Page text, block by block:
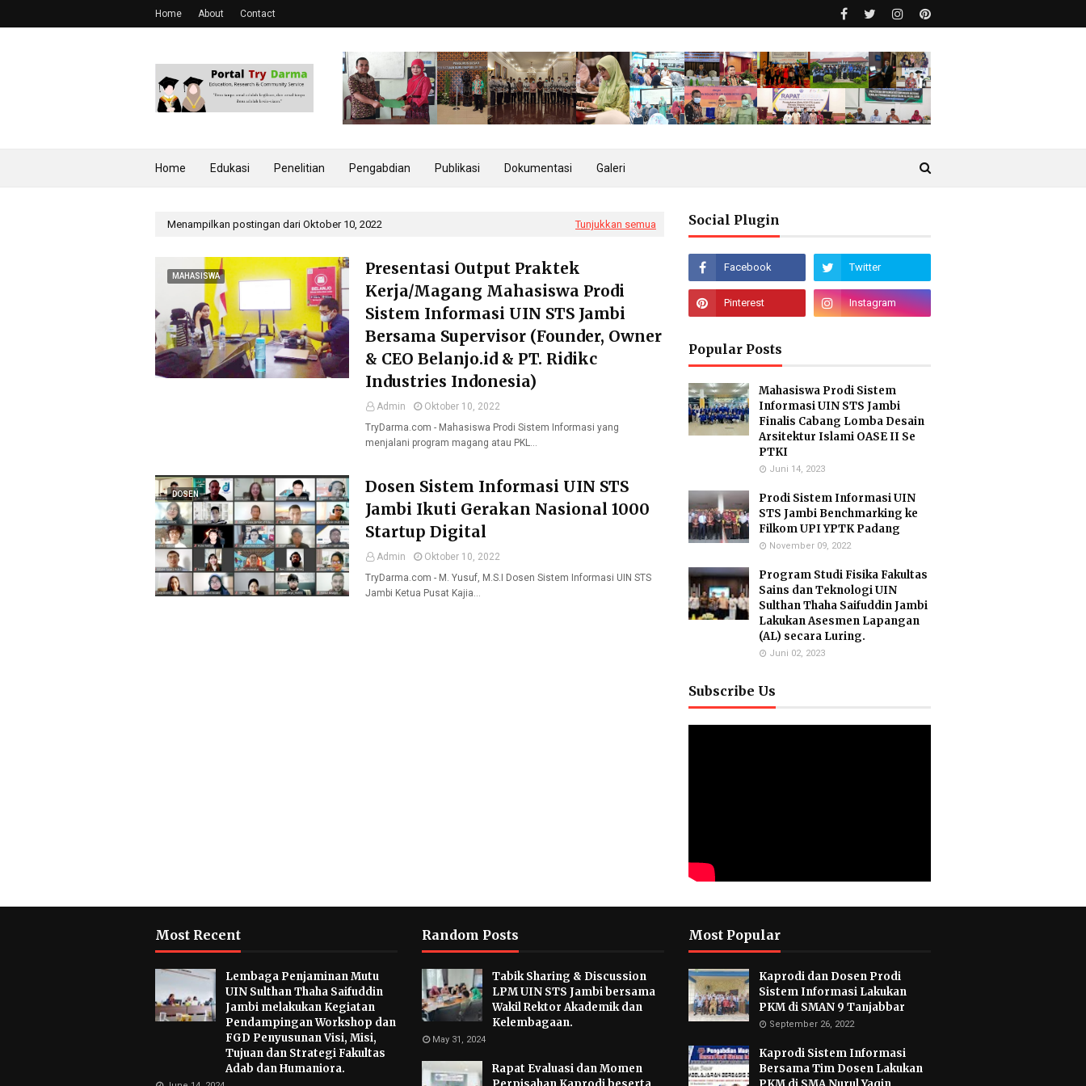
Home About Contact
Home Edukasi Penelitian Pengabdian Publikasi Dokumentasi Galeri
Menampilkan postingan dari Oktober 10, 2022 Tunjukkan semua
MAHASISWA
Presentasi Output Praktek
Kerja/Magang Mahasiswa Prodi
Sistem Informasi UIN STS Jambi
Bersama Supervisor (Founder, Owner
& CEO Belanjo.id & PT. Ridikc
Industries Indonesia)
Admin
Oktober 10, 2022
TryDarma.com - Mahasiswa Prodi Sistem Informasi yang
menjalani program magang atau PKL…
DOSEN
Dosen Sistem Informasi UIN STS
Jambi Ikuti Gerakan Nasional 1000
Startup Digital
Admin
Oktober 10, 2022
TryDarma.com - M. Yusuf, M.S.I Dosen Sistem Informasi UIN STS
Jambi Ketua Pusat Kajia…
Social Plugin
Popular Posts
Mahasiswa Prodi Sistem
Informasi UIN STS Jambi
Finalis Cabang Lomba Desain
Arsitektur Islami OASE II Se
PTKI
Juni 14, 2023
Prodi Sistem Informasi UIN
STS Jambi Benchmarking ke
Filkom UPI YPTK Padang
November 09, 2022
Program Studi Fisika Fakultas
Sains dan Teknologi UIN
Sulthan Thaha Saifuddin Jambi
Lakukan Asesmen Lapangan
(AL) secara Luring.
Juni 02, 2023
Subscribe Us
Most Recent
Lembaga Penjaminan Mutu
UIN Sulthan Thaha Saifuddin
Jambi melakukan Kegiatan
Pendampingan Workshop dan
FGD Penyusunan Visi, Misi,
Tujuan dan Strategi Fakultas
Adab dan Humaniora.
Random Posts
Tabik Sharing & Discussion
LPM UIN STS Jambi bersama
Wakil Rektor Akademik dan
Kelembagaan.
May 31, 2024
Rapat Evaluasi dan Momen
Most Popular
Kaprodi dan Dosen Prodi
Sistem Informasi Lakukan
PKM di SMAN 9 Tanjabbar
September 26, 2022
Kaprodi Sistem Informasi
Bersama Tim Dosen Lakukan